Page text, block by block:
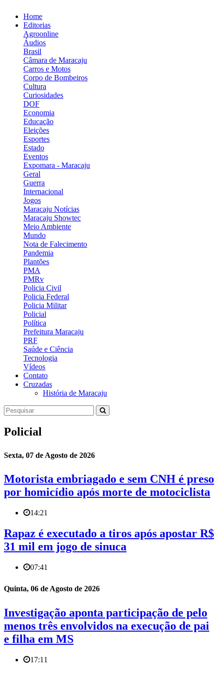
Home
Editorias
Agroonline
Áudios
Brasil
Câmara de Maracaju
Carros e Motos
Corpo de Bombeiros
Cultura
Curiosidades
DOF
Economia
Educação
Eleições
Esportes
Estado
Eventos
Expomara - Maracaju
Geral
Guerra
Internacional
Jogos
Maracaju Notícias
Maracaju Showtec
Meio Ambiente
Mundo
Nota de Falecimento
Pandemia
Plantões
PMA
PMRv
Policia Civil
Policia Federal
Policia Militar
Policial
Política
Prefeitura Maracaju
PRF
Saúde e Ciência
Tecnologia
Vídeos
Contato
Cruzadas
História de Maracaju
Policial
Sexta, 07 de Agosto de 2026
Motorista embriagado e sem CNH é preso
por homicídio após morte de motociclista
14:21
Rapaz é executado a tiros após apostar R$
31 mil em jogo de sinuca
07:41
Quinta, 06 de Agosto de 2026
Investigação aponta participação de pelo
menos três envolvidos na execução de pai
e filha em MS
17:11